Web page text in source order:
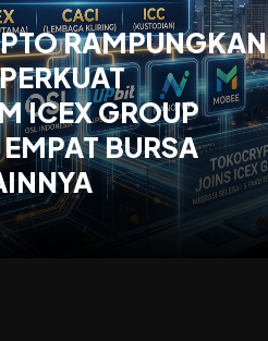
RAMPUNGKAN
ICEX GROUP
BURSA